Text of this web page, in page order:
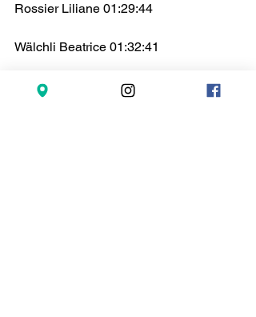
Rossier Liliane 01:29:44
Wälchli Beatrice 01:32:41
Eichelberger Kurt 01:44:56